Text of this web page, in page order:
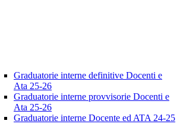
Graduatorie interne definitive Docenti e
Ata 25-26
Graduatorie interne provvisorie Docenti e
Ata 25-26
Graduatorie interne Docente ed ATA 24-25